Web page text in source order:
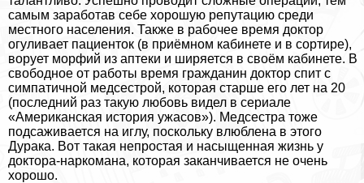
самым заработав себе хорошую репутацию среди
местного населения. Также в рабочее время доктор
огуливает пациенток (в приёмном кабинете и в сортире),
ворует морфий из аптеки и ширяется в своём кабинете. В
свободное от работы время гражданин доктор спит с
симпатичной медсестрой, которая старше его лет на 20
(последний раз такую любовь видел в сериале
«Американская история ужасов»). Медсестра тоже
подсаживается на иглу, поскольку влюблена в этого
Дypaка. Вот такая непростая и насыщенная жизнь у
доктора-наркомана, которая заканчивается не очень
хорошо.